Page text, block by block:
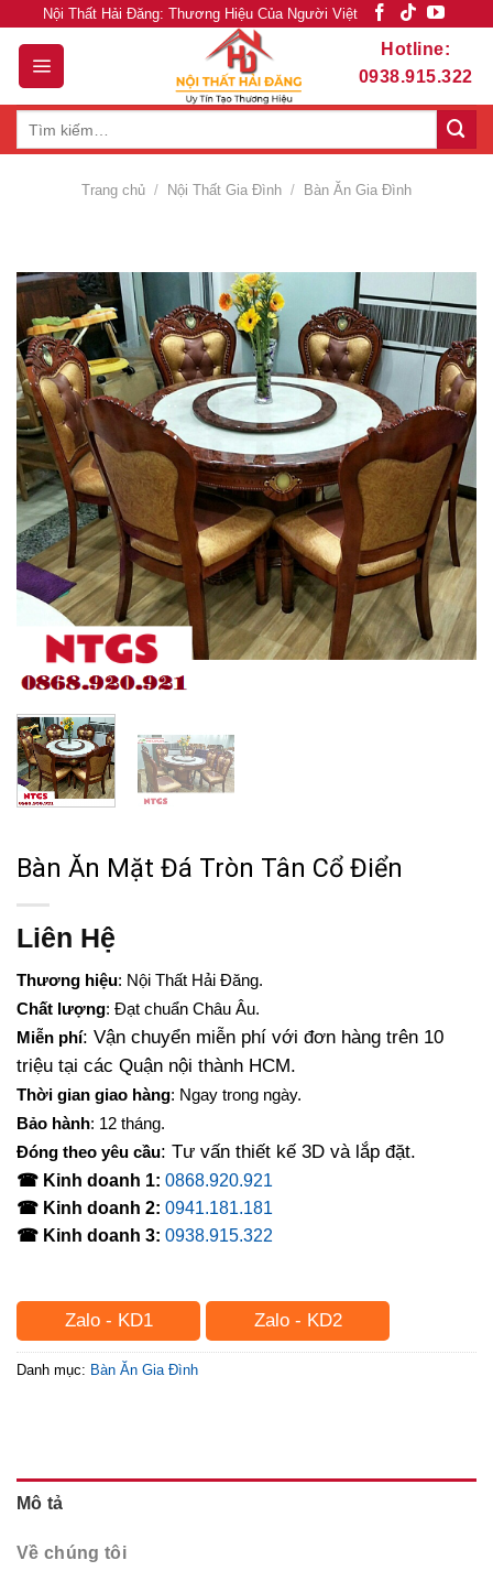
content
Nội Thất Hải Đăng: Thương Hiệu Của Người Việt
Hotline:
0938.915.322
Trang chủ / Nội Thất Gia Đình / Bàn Ăn Gia Đình
Bàn Ăn Mặt Đá Tròn Tân Cổ Điển
Liên Hệ
Thương hiệu: Nội Thất Hải Đăng.
Chất lượng: Đạt chuẩn Châu Âu.
Miễn phí: Vận chuyển miễn phí với đơn hàng trên 10
triệu tại các Quận nội thành HCM.
Thời gian giao hàng: Ngay trong ngày.
Bảo hành: 12 tháng.
Đóng theo yêu cầu: Tư vấn thiết kế 3D và lắp đặt.
☎ Kinh doanh 1: 0868.920.921
☎ Kinh doanh 2: 0941.181.181
☎ Kinh doanh 3: 0938.915.322
Zalo - KD1 Zalo - KD2
Danh mục: Bàn Ăn Gia Đình
Mô tả
Về chúng tôi